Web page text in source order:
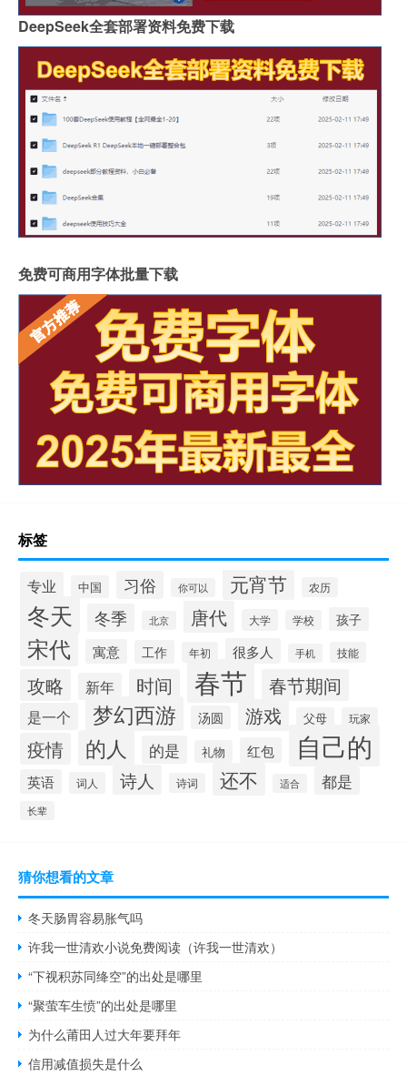
DeepSeek全套部署资料免费下载
免费可商用字体批量下载
标签
专业 中国 习俗 你可以 元宵节 农历
冬天 冬季 北京 唐代 大学 学校 孩子
宋代 寓意 工作 年初 很多人 手机 技能
攻略 新年 时间 春节 春节期间
是一个 梦幻西游 汤圆 游戏 父母 玩家
疫情 的人 的是 礼物 红包 自己的
英语 词人 诗人 诗词 还不 适合 都是
长辈
猜你想看的文章
冬天肠胃容易胀气吗
许我一世清欢小说免费阅读（许我一世清欢）
“下视积苏同绛空”的出处是哪里
“聚萤车生愤”的出处是哪里
为什么莆田人过大年要拜年
信用减值损失是什么